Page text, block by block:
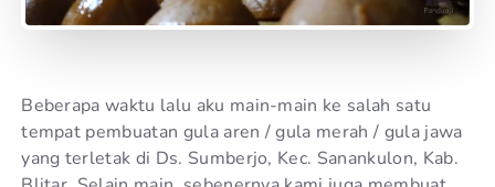
Beberapa waktu lalu aku main-main ke salah satu
tempat pembuatan gula aren / gula merah / gula jawa
yang terletak di Ds. Sumberjo, Kec. Sanankulon, Kab.